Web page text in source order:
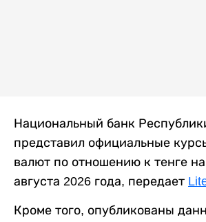
Национальный банк
представил официальные
валют по отношению к тенге на
августа 2026 года, передает
Кроме того, опубликованы